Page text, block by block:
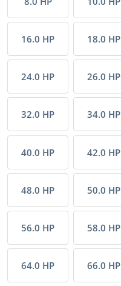
16.0 HP 18.0 HP
24.0 HP 26.0 HP
32.0 HP 34.0 HP
40.0 HP 42.0 HP
48.0 HP 50.0 HP
56.0 HP 58.0 HP
64.0 HP 66.0 HP